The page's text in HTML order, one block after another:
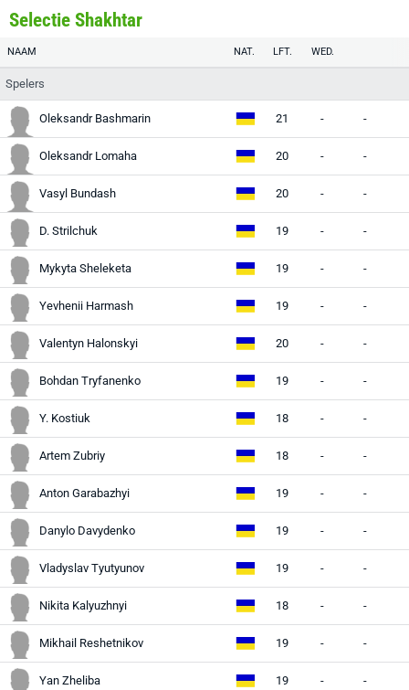
Selectie Shakhtar
NAAM NAT. LFT. WED.
Spelers
Oleksandr Bashmarin 21 - -
Oleksandr Lomaha 20 - -
Vasyl Bundash 20 - -
D. Strilchuk 19 - -
Mykyta Sheleketa 19 - -
Yevhenii Harmash 19 - -
Valentyn Halonskyi 20 - -
Bohdan Tryfanenko 19 - -
Y. Kostiuk 18 - -
Artem Zubriy 18 - -
Anton Garabazhyi 19 - -
Danylo Davydenko 19 - -
Vladyslav Tyutyunov 19 - -
Nikita Kalyuzhnyi 18 - -
Mikhail Reshetnikov 19 - -
Yan Zheliba 19 - -